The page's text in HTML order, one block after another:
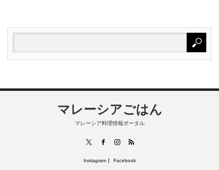
マレーシアごはん
マレーシア料理情報ポータル
FacebookInstagram
RSS
Instagram Facebook